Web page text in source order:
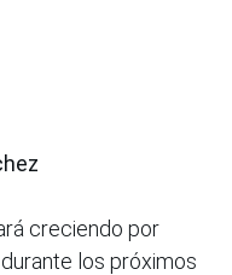
creciendo por
los próximos